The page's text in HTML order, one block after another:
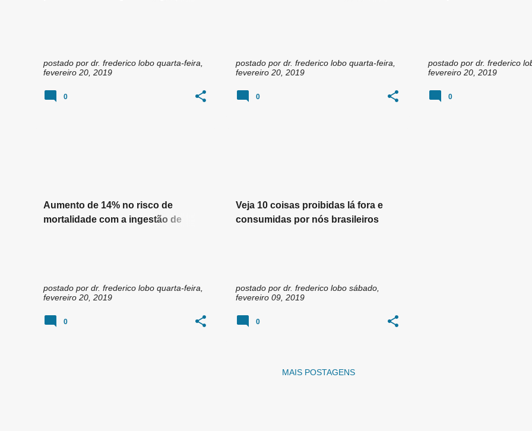
postado por dr. frederico lobo quarta-feira,
fevereiro 20, 2019
0
postado por dr. frederico lobo quarta-feira,
fevereiro 20, 2019
0
postado por dr. frederico
fevereiro 20, 2019
0
Aumento de 14% no risco de
mortalidade com a ingestão de
postado por dr. frederico lobo quarta-feira,
fevereiro 20, 2019
0
Veja 10 coisas proibidas lá fora e
consumidas por nós brasileiros
postado por dr. frederico lobo sábado,
fevereiro 09, 2019
0
MAIS POSTAGENS